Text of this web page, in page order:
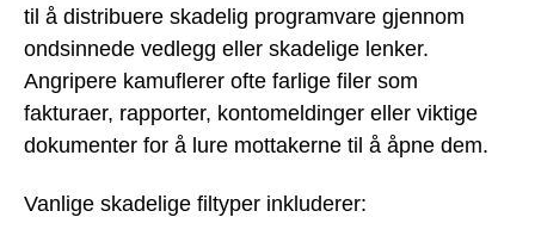
til å distribuere skadelig programvare gjennom
ondsinnede vedlegg eller skadelige lenker.
Angripere kamuflerer ofte farlige filer som
fakturaer, rapporter, kontomeldinger eller viktige
dokumenter for å lure mottakerne til å åpne dem.
Vanlige skadelige filtyper inkluderer: